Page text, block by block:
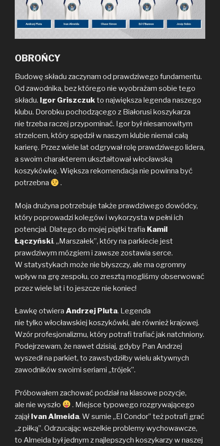
OBROŃCY
Budowę składu zaczynam od prawdziwego fundamentu.
Od zawodnika, bez którego nie wyobrażam sobie tego
składu. Igor Griszczukto największa legenda naszego
klubu. Dorobku pochodzącego z Białorusi koszykarza
nie trzeba raczej przypominać. Igor był niesamowitym
strzelcem, który spędził w naszym klubie niemal całą
karierę. Przez wiele lat odgrywał rolę prawdziwego lidera,
a swoim charakterem ukształtował włocławską
koszykówkę. Większa rekomendacja nie powinna być
potrzebna
.
Moja drużyna potrzebuje także prawdziwego dowódcy,
który poprowadzi kolegów i wykorzysta w pełni ich
potencjał. Dlatego do mojej piątki trafia Kamil
Łączyński. „Marszałek”, który na parkiecie jest
prawdziwym mózgiem i zawsze zostawia serce.
W statystykach może nie błyszczy, ale ma ogromny
wpływ na grę zespołu, co zresztą mogliśmy obserwować
przez wiele lat i to jeszcze nie koniec!
Ławkę otwiera Andrzej Pluta. Legenda
nie tylko włocławskiej koszykówki, ale również krajowej.
Wzór profesjonalizmu, który potrafi trafiać jak natchniony.
Podejrzewam, że nawet dzisiaj, gdyby Pan Andrzej
wyszedł na parkiet, to zawstydziłby wielu aktywnych
zawodników swoimi seriami „trójek”.
Próbowałem zachować podział na klasowe pozycje,
ale nie wyszło
. Miejsce typowego rozgrywającego
zajął Ivan Almeida. W sumie „El Condor” też potrafi grać
„z piłką”. Odrzucając wszelkie problemy wychowawcze,
to Almeida był jednym z najlepszych koszykarzy w naszej